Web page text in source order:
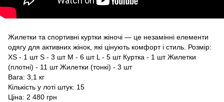
Жилетки та спортивні куртки жіночі — це незамінні елементи
одягу для активних жінок, які цінують комфорт і стиль. Розмір:
XS - 1 шт S - 3 шт M - 6 шт L - 5 шт Куртка - 1 шт Жилетки
(плотні) - 11 шт Жилетки (тонкі) - 3 шт
Вага: 3,1 кг
Кількість у лоті штук: 15
Ціна: 2 480 грн